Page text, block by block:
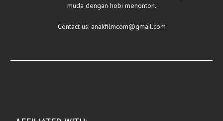
muda dengan hobi menonton.
Contact us: anakfilmcom@gmail.com